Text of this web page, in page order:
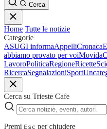
Cerca
Home Tutte le notizie
Categorie
ASUGI informaAppelliCronaca
abbiamo provato per voiMovida
LavoroPoliticaRegioneRicette
RicercaSegnalazioniSport
Cerca su Trieste Cafe
Premi Esc per chiudere